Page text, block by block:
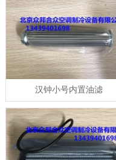
汉钟小号内置油滤